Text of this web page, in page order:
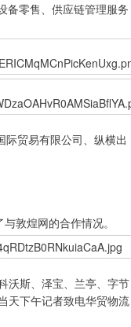
备零售、供应链管理服务
贸易有限公司、纵横出
敦煌网的合作情况。
沃斯、泽宝、兰亭、字节
天下午记者致电华贸物流